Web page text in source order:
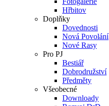
Hřbitov
Doplňky
Dovednosti
Nová Povolání
Nové Rasy
Pro PJ
Bestiář
Dobrodružství
Předměty
Všeobecné
Downloady